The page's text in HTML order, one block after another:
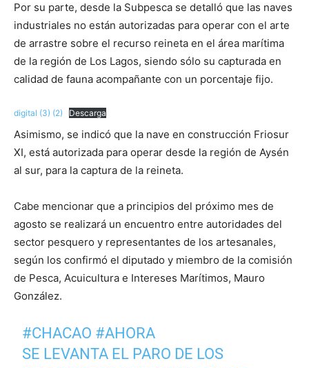
Por su parte, desde la Subpesca se detalló que las naves
industriales no están autorizadas para operar con el arte
de arrastre sobre el recurso reineta en el área marítima
de la región de Los Lagos, siendo sólo su capturada en
calidad de fauna acompañante con un porcentaje fijo.
digital (3) (2) Descarga
Asimismo, se indicó que la nave en construcción Friosur
XI, está autorizada para operar desde la región de Aysén
al sur, para la captura de la reineta.
Cabe mencionar que a principios del próximo mes de
agosto se realizará un encuentro entre autoridades del
sector pesquero y representantes de los artesanales,
según los confirmó el diputado y miembro de la comisión
de Pesca, Acuicultura e Intereses Marítimos, Mauro
González.
#CHACAO #AHORA
SE LEVANTA EL PARO DE LOS